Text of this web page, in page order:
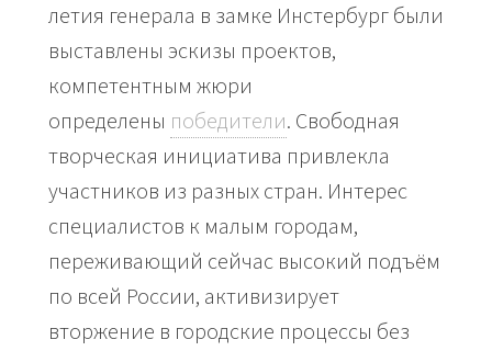
летия генерала в замке Инстербург были
выставлены эскизы проектов,
компетентным жюри
определены победители. Свободная
творческая инициатива привлекла
участников из разных стран. Интерес
специалистов к малым городам,
переживающий сейчас высокий подъём
по всей России, активизирует
вторжение в городские процессы без